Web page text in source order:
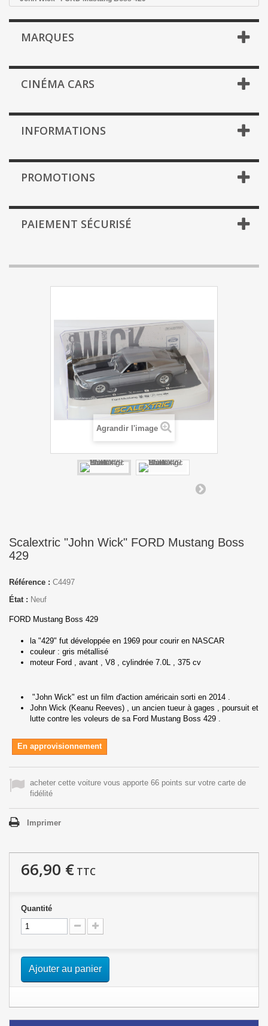
MARQUES
CINÉMA CARS
INFORMATIONS
PROMOTIONS
PAIEMENT SÉCURISÉ
Agrandir l'image
Scalextric "John Wick" FORD Mustang Boss
429
Référence : C4497
État : Neuf
FORD Mustang Boss 429
la "429" fut développée en 1969 pour courir en NASCAR
couleur : gris métallisé
moteur Ford , avant , V8 , cylindrée 7.0L , 375 cv
"John Wick" est un film d'action américain sorti en 2014 .
John Wick (Keanu Reeves) , un ancien tueur à gages , poursuit et
lutte contre les voleurs de sa Ford Mustang Boss 429 .
En approvisionnement
acheter cette voiture vous apporte 66 points sur votre carte de
fidélité
Imprimer
66,90 € TTC
Quantité
Ajouter au panier